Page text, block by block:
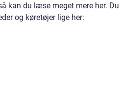
kan du læse meget mere her. Du
og køretøjer lige her: